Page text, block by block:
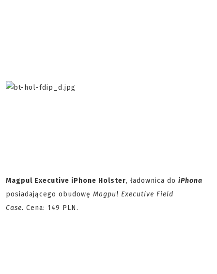
Magpul Executive iPhone Holster, ładownica do iPhona
posiadającego obudowę Magpul Executive Field
Case. Cena: 149 PLN.